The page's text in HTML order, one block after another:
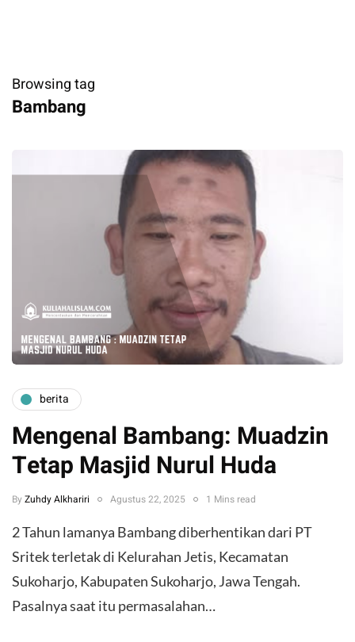
Browsing tag
Bambang
berita
Mengenal Bambang: Muadzin
Tetap Masjid Nurul Huda
By Zuhdy Alkhariri Agustus 22, 2025 1 Mins read
2 Tahun lamanya Bambang diberhentikan dari PT
Sritek terletak di Kelurahan Jetis, Kecamatan
Sukoharjo, Kabupaten Sukoharjo, Jawa Tengah.
Pasalnya saat itu permasalahan…